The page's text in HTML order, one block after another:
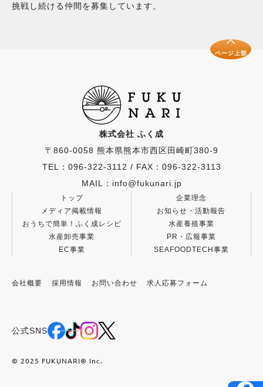
挑戦し続ける仲間を募集しています。
ページ上部
株式会社 ふく成
〒860-0058 熊本県熊本市西区田崎町380-9
TEL：096-322-3112 / FAX：096-322-3113
MAIL：info@fukunari.jp
トップ
企業理念
メディア掲載情報
お知らせ・活動報告
おうちで簡単！ふく成レシピ
水産養殖事業
水産卸売事業
PR・広報事業
EC事業
SEAFOODTECH事業
会社概要 採用情報 お問い合わせ 求人応募フォーム
公式SNS
© 2025 FUKUNARI®︎ Inc.